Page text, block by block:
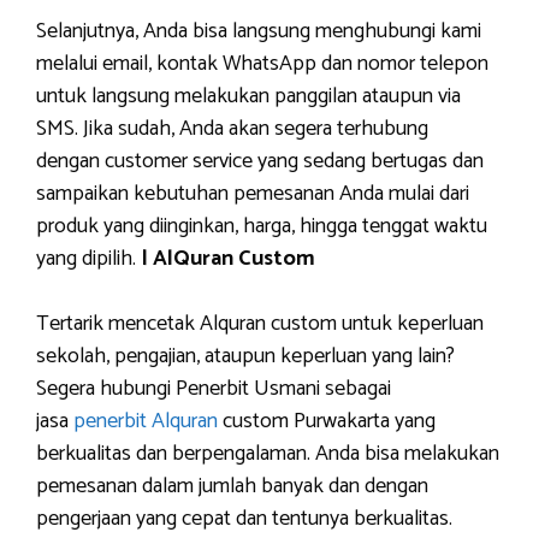
Selanjutnya, Anda bisa langsung menghubungi kami
melalui email, kontak WhatsApp dan nomor telepon
untuk langsung melakukan panggilan ataupun via
SMS. Jika sudah, Anda akan segera terhubung
dengan customer service yang sedang bertugas dan
sampaikan kebutuhan pemesanan Anda mulai dari
produk yang diinginkan, harga, hingga tenggat waktu
yang dipilih. | AlQuran Custom
Tertarik mencetak Alquran custom untuk keperluan
sekolah, pengajian, ataupun keperluan yang lain?
Segera hubungi Penerbit Usmani sebagai
jasapenerbit Alqurancustom Purwakarta yang
berkualitas dan berpengalaman. Anda bisa melakukan
pemesanan dalam jumlah banyak dan dengan
pengerjaan yang cepat dan tentunya berkualitas.